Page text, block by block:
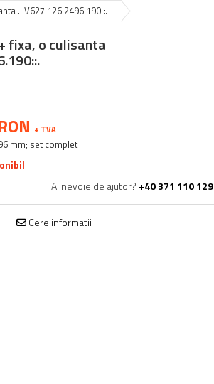
.::V627.126.2496.190::.
fixa, o culisanta
+ TVA
mm; set complet
Ai nevoie de ajutor? +40 371 110 129
Cere informatii